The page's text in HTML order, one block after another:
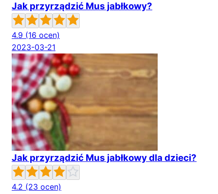
Jak przyrządzić Mus jabłkowy?
4.9 (16 ocen)
2023-03-21
Jak przyrządzić Mus jabłkowy dla dzieci?
4.2 (23 ocen)